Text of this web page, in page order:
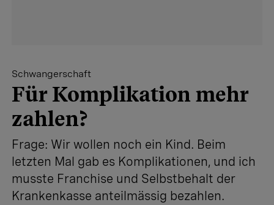
Schwangerschaft
Für Komplikation mehr
zahlen?
Frage: Wir wollen noch ein Kind. Beim
letzten Mal gab es Komplikationen, und ich
musste Franchise und Selbstbehalt der
Krankenkasse anteilmässig bezahlen.